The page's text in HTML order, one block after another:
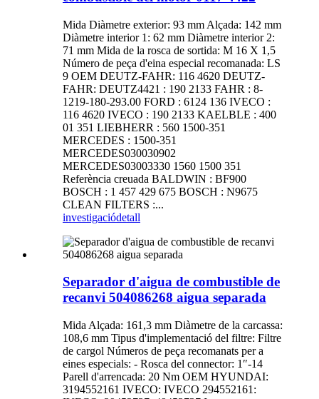
Mida Diàmetre exterior: 93 mm Alçada: 142 mm
Diàmetre interior 1: 62 mm Diàmetre interior 2:
71 mm Mida de la rosca de sortida: M 16 X 1,5
Número de peça d'eina especial recomanada: LS
9 OEM DEUTZ-FAHR: 116 4620 DEUTZ-
FAHR: DEUTZ4421 : 190 2133 FAHR : 8-
1219-180-293.00 FORD : 6124 136 IVECO :
116 4620 IVECO : 190 2133 KAELBLE : 400
01 351 LIEBHERR : 560 1500-351
MERCEDES : 1500-351
MERCEDES030030902
MERCEDES03003330 1560 1500 351
Referència creuada BALDWIN : BF900
BOSCH : 1 457 429 675 BOSCH : N9675
CLEAN FILTERS :...
investigaciódetall
Separador d'aigua de combustible de
recanvi 504086268 aigua separada
Mida Alçada: 161,3 mm Diàmetre de la carcassa:
108,6 mm Tipus d'implementació del filtre: Filtre
de cargol Números de peça recomanats per a
eines especials: - Rosca del connector: 1″-14
Parell d'arrencada: 20 Nm OEM HYUNDAI:
3194552161 IVECO: IVECO 294552161: